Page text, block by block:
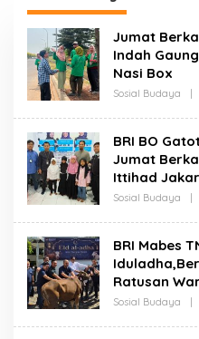
Kasus Yang Belum Di
Proses Hukum
Jumat
Indah
Nasi Box
Sosial Budaya |
BRI BO
Jumat
Ittihad
Sosial Budaya |
BRI Mabes
Ratusan
Sosial Budaya |